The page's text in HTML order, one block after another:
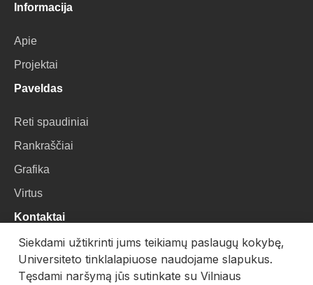
Informacija
Apie
Projektai
Paveldas
Reti spaudiniai
Rankraščiai
Grafika
Virtus
Kontaktai
VU Biblioteka
Universiteto g. 3, LT-01122, Vilnius
Siekdami užtikrinti jums teikiamų paslaugų kokybę,
Universiteto tinklalapiuose naudojame slapukus.
Tęsdami naršymą jūs sutinkate su Vilniaus